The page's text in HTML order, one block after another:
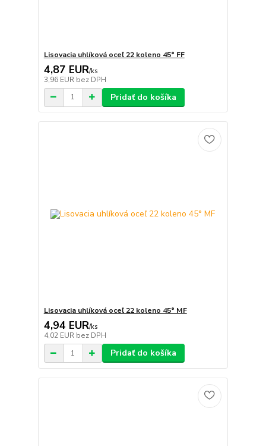
Lisovacia uhlíková oceľ 22 koleno 45° FF
4,87 EUR/ks
3,96 EUR bez DPH
Pridať do košíka
Lisovacia uhlíková oceľ 22 koleno 45° MF
4,94 EUR/ks
4,02 EUR bez DPH
Pridať do košíka